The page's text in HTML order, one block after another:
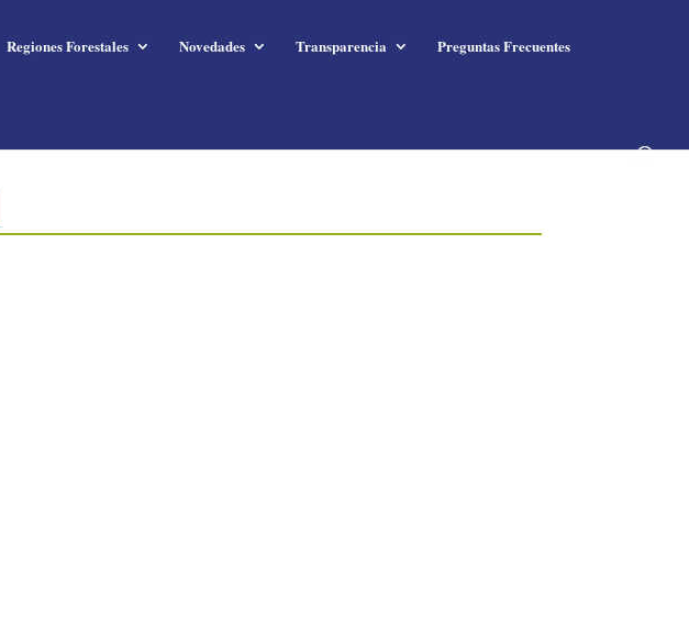
Regiones Forestales Novedades Transparencia Preguntas Frecuentes